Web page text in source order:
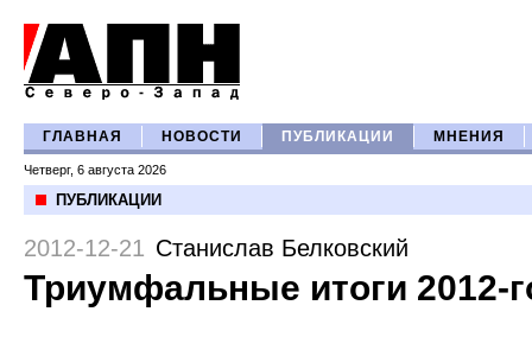
ГЛАВНАЯ НОВОСТИ ПУБЛИКАЦИИ МНЕНИЯ
Четверг, 6 августа 2026
ПУБЛИКАЦИИ
2012-12-21 Станислав Белковский
Триумфальные итоги 2012-